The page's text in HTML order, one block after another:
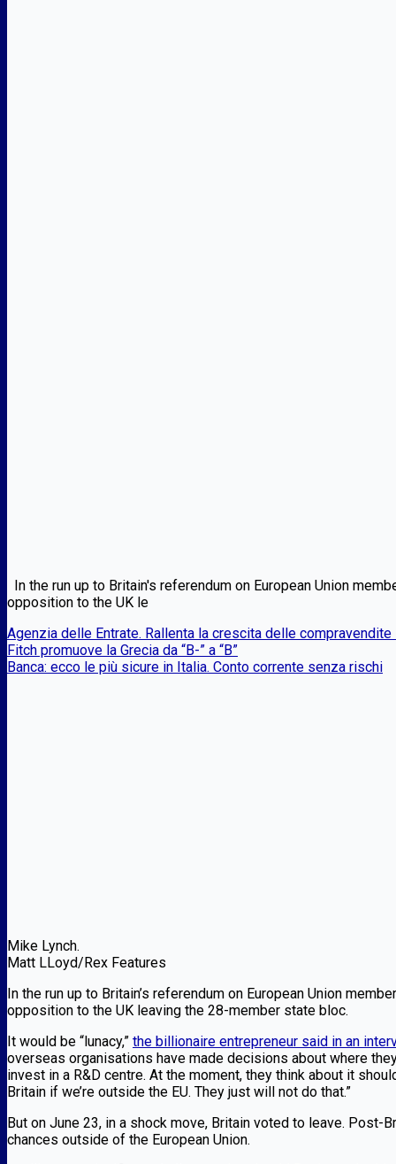
In the run up to Britain's referendum on European Union
opposition to the UK le
Agenzia delle Entrate. Rallenta la crescita delle
Fitch promuove la Grecia da “B-” a “B”
Banca: ecco le più sicure in Italia. Conto corrente senza rischi
Mike Lynch.
Matt LLoyd/Rex Features
In the run up to Britain’s referendum on European Union
opposition to the UK leaving the 28-member state bloc.
It would be “lunacy,” the billionaire entrepreneur said in an
overseas organisations have made decisions about where
invest in a R&D centre. At the moment, they think about it
Britain if we’re outside the EU. They just will not do that.”
But on June 23, in a shock move, Britain voted to leave. Post-
chances outside of the European Union.